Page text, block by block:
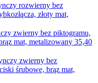
rozwierny bez
złoty mat,
zwierny bez piktogramu,
mat, metalizowany 35,40
zwierny bez
śrubowe, brąz mat,